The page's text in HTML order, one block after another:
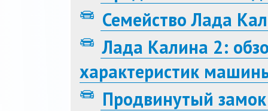
Семейство Лада
Лада Калина 2:
характеристик
Продвинутый